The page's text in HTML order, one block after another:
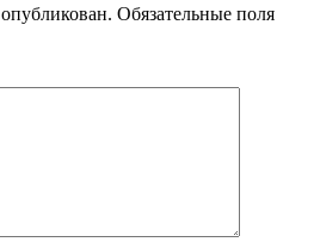
Обязательные поля